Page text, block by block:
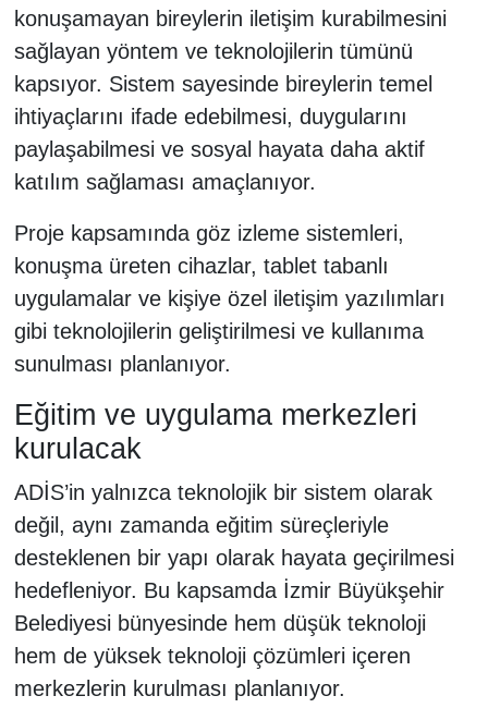
konuşamayan bireylerin iletişim kurabilmesini
sağlayan yöntem ve teknolojilerin tümünü
kapsıyor. Sistem sayesinde bireylerin temel
ihtiyaçlarını ifade edebilmesi, duygularını
paylaşabilmesi ve sosyal hayata daha aktif
katılım sağlaması amaçlanıyor.
Proje kapsamında göz izleme sistemleri,
konuşma üreten cihazlar, tablet tabanlı
uygulamalar ve kişiye özel iletişim yazılımları
gibi teknolojilerin geliştirilmesi ve kullanıma
sunulması planlanıyor.
Eğitim ve uygulama merkezleri
kurulacak
ADİS’in yalnızca teknolojik bir sistem olarak
değil, aynı zamanda eğitim süreçleriyle
desteklenen bir yapı olarak hayata geçirilmesi
hedefleniyor. Bu kapsamda İzmir Büyükşehir
Belediyesi bünyesinde hem düşük teknoloji
hem de yüksek teknoloji çözümleri içeren
merkezlerin kurulması planlanıyor.